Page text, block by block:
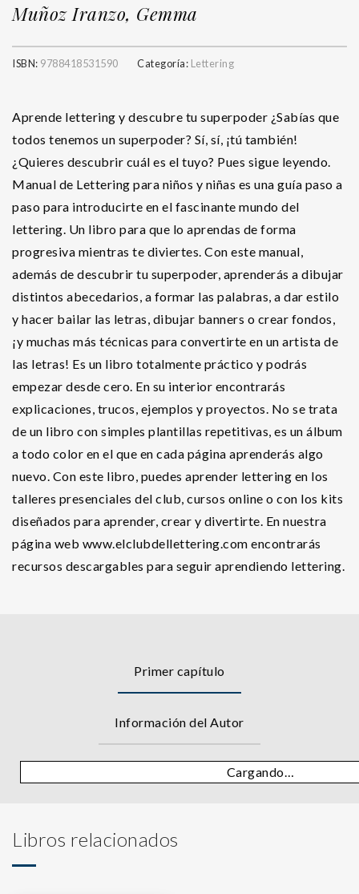
Muñoz Iranzo, Gemma
ISBN: 9788418531590 Categoría: Lettering
Aprende lettering y descubre tu superpoder ¿Sabías que
todos tenemos un superpoder? Sí, sí, ¡tú también!
¿Quieres descubrir cuál es el tuyo? Pues sigue leyendo.
Manual de Lettering para niños y niñas es una guía paso a
paso para introducirte en el fascinante mundo del
lettering. Un libro para que lo aprendas de forma
progresiva mientras te diviertes. Con este manual,
además de descubrir tu superpoder, aprenderás a dibujar
distintos abecedarios, a formar las palabras, a dar estilo
y hacer bailar las letras, dibujar banners o crear fondos,
¡y muchas más técnicas para convertirte en un artista de
las letras! Es un libro totalmente práctico y podrás
empezar desde cero. En su interior encontrarás
explicaciones, trucos, ejemplos y proyectos. No se trata
de un libro con simples plantillas repetitivas, es un álbum
a todo color en el que en cada página aprenderás algo
nuevo. Con este libro, puedes aprender lettering en los
talleres presenciales del club, cursos online o con los kits
diseñados para aprender, crear y divertirte. En nuestra
página web www.elclubdellettering.com encontrarás
recursos descargables para seguir aprendiendo lettering.
Primer capítulo
Información del Autor
Cargando…
Libros relacionados